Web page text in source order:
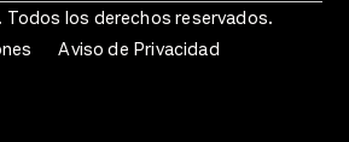
los derechos reservados.
Aviso de Privacidad